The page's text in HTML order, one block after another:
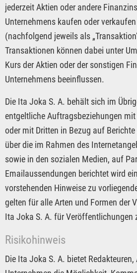
jederzeit Aktien oder andere
Unternehmens kaufen oder
(nachfolgend jeweils als
Transaktionen können dabei unter
Kurs der Aktien oder der sonstigen
Unternehmens beeinflussen.
Die Ita Joka S. A. behält sich im
entgeltliche Auftragsbeziehungen
oder mit Dritten in Bezug auf
über die im Rahmen des
sowie in den sozialen Medien, auf
Emailaussendungen berichtet wird
vorstehenden Hinweise zu
gelten für alle Arten und Formen der
Ita Joka S. A. für Veröffentlichungen
Risikohinweis
Die Ita Joka S. A. bietet Redakteuren,